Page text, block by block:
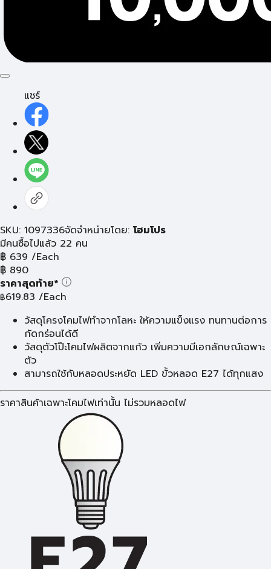
แชร์
SKU: 1097336จัดจำหน่ายโดย: โฮมโปร
มีคนซื้อไปแล้ว 22 คน
฿ 639 /Each
฿ 890
ราคาสุดท้าย*
฿619.83 /Each
วัสดุโครงโคมไฟทำจากโลหะ ให้ความแข็งแรง ทนทานต่อการ
กัดกร่อนได้ดี
วัสดุตัวโป๊ะโคมไฟผลิตจากแก้ว เพิ่มความมีเอกลักษณ์เฉพาะ
ตัว
สามารถใช้กับหลอดประหยัด LED ขั้วหลอด E27 ได้ทุกแสง
ราคาสินค้าเฉพาะโคมไฟเท่านั้น ไม่รวมหลอดไฟ